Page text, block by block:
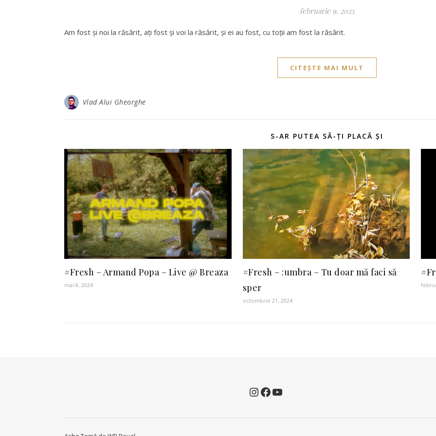
februarie 9, 2025
Am fost și noi la răsărit, ați fost și voi la răsărit, și ei au fost, cu toții am fost la răsărit.
CITEȘTE MAI MULT
Vlad Alui Gheorghe
S-AR PUTEA SĂ-ȚI PLACĂ ȘI
#Fresh – Armand Popa – Live @ Breaza
mai 8, 2024
#Fresh – :umbra – Tu doar mă faci să
sper
octombrie 21, 2024
Instagram
Facebook
YouTube